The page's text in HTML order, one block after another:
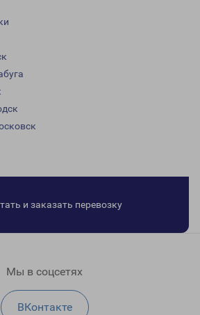
и заказать перевозку
Мы в соцсетях
ВКонтакте